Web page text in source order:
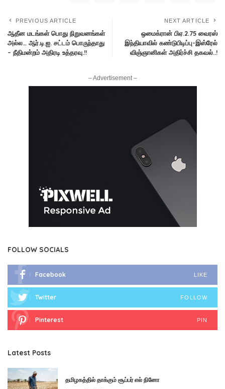
PREVIOUS ARTICLE
ஆதீன மடங்கள் பொது நிறுவனங்கள்
அல்ல… ஆர்.டி.ஐ. சட்டம் பொருந்தாது
– நீதிமன்றம் அதிரடி உத்தரவு.!!
NEXT ARTICLE
ஒமைக்ரான் பிஏ.2.75 வைரஸ்
இந்தியாவில் கண்டுபிடிப்பு-இஸ்ரேல்
விஞ்ஞானிகள் அதிர்ச்சி தகவல்..!
– Advertisement –
FOLLOW SOCIALS
Facebook LIKE
Twitter FOLLOW
Pinterest PIN
Latest Posts
தமிழகத்தில் தாக்கும் சூப்பர் எல் நினோ